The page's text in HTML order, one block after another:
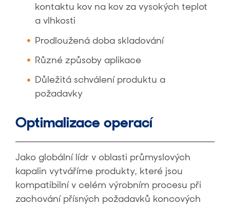
kontaktu kov na kov za vysokých teplot
a vlhkosti
Prodloužená doba skladování
Různé způsoby aplikace
Důležitá schválení produktu a
požadavky
Optimalizace operací
Jako globální lídr v oblasti průmyslových
kapalin vytváříme produkty, které jsou
kompatibilní v celém výrobním procesu při
zachování přísných požadavků koncových